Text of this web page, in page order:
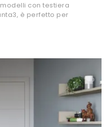
con testiera
è perfetto per